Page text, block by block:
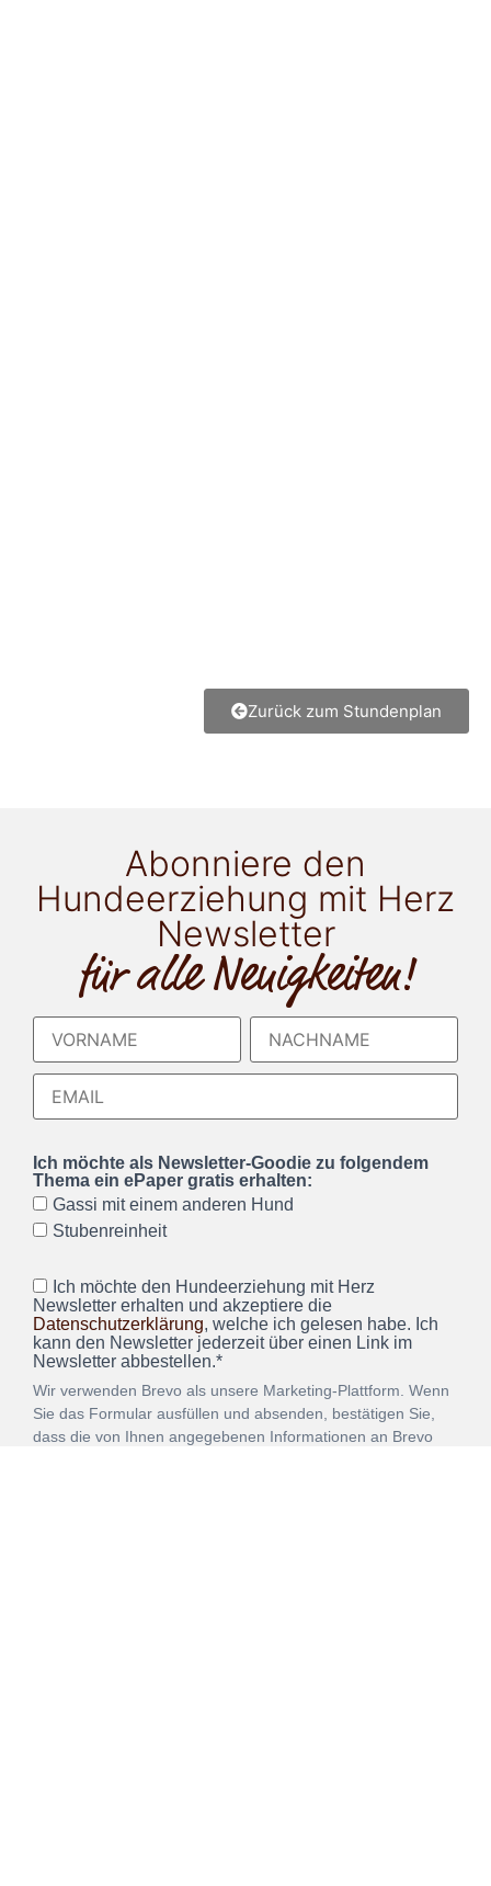
Zurück zum Stundenplan
Abonniere den
Hundeerziehung mit Herz
Newsletter
für alle Neuigkeiten!
Ich möchte als Newsletter-Goodie zu folgendem
Thema ein ePaper gratis erhalten:
Gassi mit einem anderen Hund
Stubenreinheit
Ich möchte den Hundeerziehung mit Herz
Newsletter erhalten und akzeptiere die
Datenschutzerklärung, welche ich gelesen habe. Ich
kann den Newsletter jederzeit über einen Link im
Newsletter abbestellen.*
Wir verwenden Brevo als unsere Marketing-Plattform. Wenn
Sie das Formular ausfüllen und absenden, bestätigen Sie,
dass die von Ihnen angegebenen Informationen an Brevo